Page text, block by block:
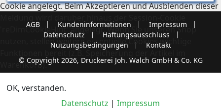
AGB Kundeninformationen
Impressum
Datenschutz
Haftungsausschluss
Nutzungsbedingungen
Kontakt
© Copyright 2026, Druckerei Joh. Walch GmbH & Co. KG
Cookie angelegt. Beim Akzeptieren und Ausblenden dieser
'reDimCookieHint' angelegt. Wenn Sie unseren Shop
nutzen, stellen weitere essentielle Cookies wichtige
Funktionen bereit (z.B. Speicherung der Artikel im
Warenkorb).
OK, verstanden.
Datenschutz | Impressum